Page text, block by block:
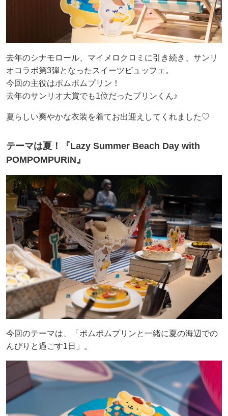
去年のシナモロール、マイメロクロミに引き続き、サンリ
オコラボ第3弾となったスイーツビュッフェ。
今回の主役はポムポムプリン！
去年のサンリオ大賞でも1位だったプリンくん♪
夏らしい爽やかな衣装を着てお出迎えしてくれました♡
テーマは夏！『Lazy Summer Beach Day with
POMPOMPURIN』
今回のテーマは、「ポムポムプリンと一緒に夏の海辺での
んびりと過ごす1日」。